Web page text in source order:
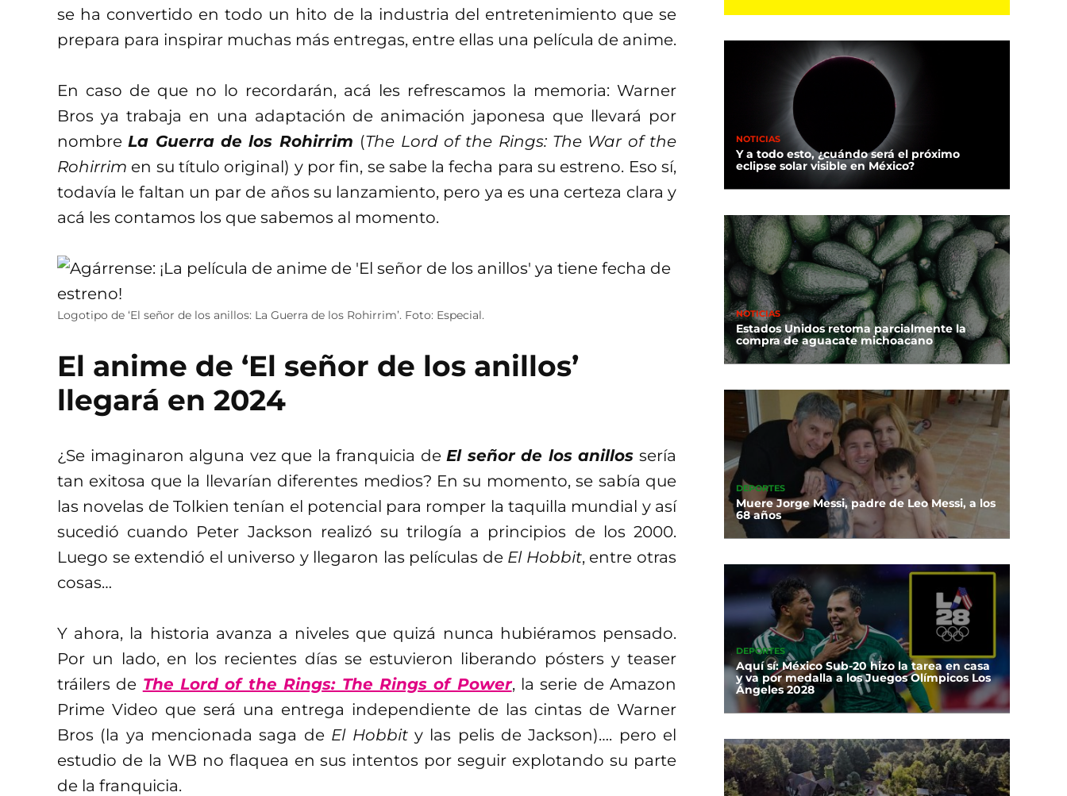
se ha convertido en todo un hito de la industria del entretenimiento que se
prepara para inspirar muchas más entregas, entre ellas una película de anime.
En caso de que no lo recordarán, acá les refrescamos la memoria: Warner
Bros ya trabaja en una adaptación de animación japonesa que llevará por
nombreLa Guerra de los Rohirrim (The Lord of the Rings: The War of the
Rohirrim en su título original) y por fin, se sabe la fecha para su estreno. Eso sí,
todavía le faltan un par de años su lanzamiento, pero ya es una certeza clara y
acá les contamos los que sabemos al momento.
Logotipo de ‘El señor de los anillos: La Guerra de los Rohirrim’. Foto: Especial.
El anime de ‘El señor de los anillos’
llegará en 2024
¿Se imaginaron alguna vez que la franquicia deEl señor de los anillos sería
tan exitosa que la llevarían diferentes medios? En su momento, se sabía que
las novelas de Tolkien tenían el potencial para romper la taquilla mundial y así
sucedió cuando Peter Jackson realizó su trilogía a principios de los 2000.
Luego se extendió el universo y llegaron las películas de El Hobbit, entre otras
cosas…
Y ahora, la historia avanza a niveles que quizá nunca hubiéramos pensado.
Por un lado, en los recientes días se estuvieron liberando pósters y teaser
tráilers de The Lord of the Rings: The Rings of Power, la serie de Amazon
Prime Video que será una entrega independiente de las cintas de Warner
Bros (la ya mencionada saga de El Hobbity las pelis de Jackson)…. pero el
estudio de la WB no flaquea en sus intentos por seguir explotando su parte
de la franquicia.
NOTICIAS
Y a todo esto, ¿cuándo será el próximo
eclipse solar visible en México?
NOTICIAS
Estados Unidos retoma parcialmente la
compra de aguacate michoacano
DEPORTES
Muere Jorge Messi, padre de Leo Messi, a los
68 años
DEPORTES
Aquí sí: México Sub-20 hizo la tarea en casa
y va por medalla a los Juegos Olímpicos Los
Ángeles 2028